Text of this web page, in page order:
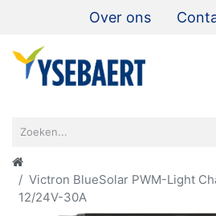
Over ons
Victron BlueSolar PWM-Light
12/24V-30A